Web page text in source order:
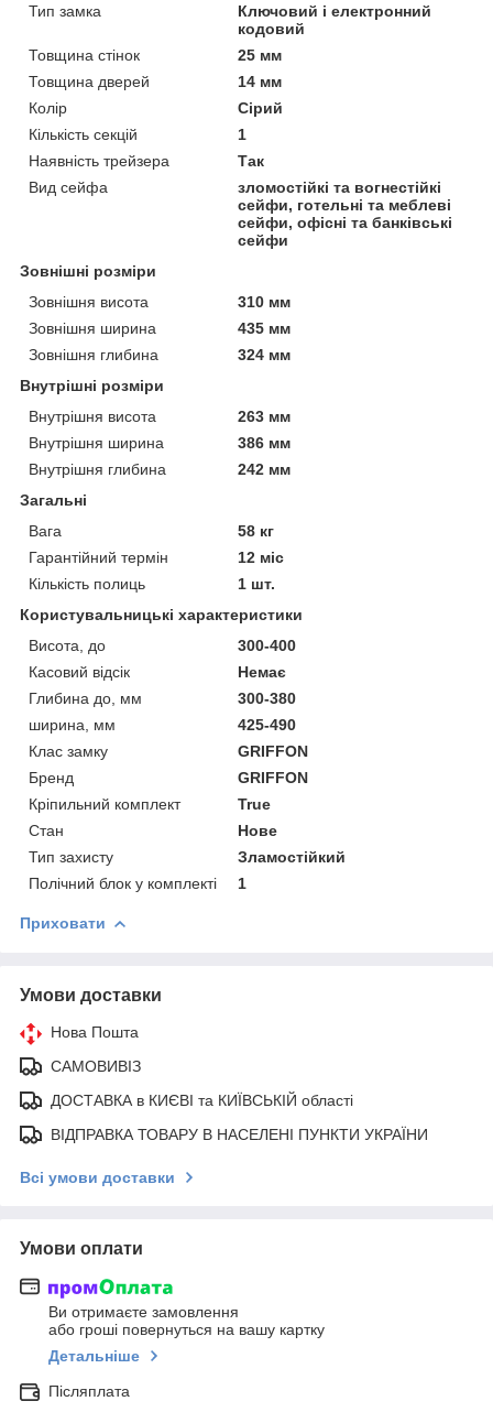
Тип замка
Ключовий і електронний
кодовий
Товщина стінок
25 мм
Товщина дверей
14 мм
Колір
Сірий
Кількість секцій
1
Наявність трейзера
Так
Вид сейфа
зломостійкі та вогнестійкі
сейфи, готельні та меблеві
сейфи, офісні та банківські
сейфи
Зовнішні розміри
Зовнішня висота
310 мм
Зовнішня ширина
435 мм
Зовнішня глибина
324 мм
Внутрішні розміри
Внутрішня висота
263 мм
Внутрішня ширина
386 мм
Внутрішня глибина
242 мм
Загальні
Вага
58 кг
Гарантійний термін
12 міс
Кількість полиць
1 шт.
Користувальницькі характеристики
Висота, до
300-400
Касовий відсік
Немає
Глибина до, мм
300-380
ширина, мм
425-490
Клас замку
GRIFFON
Бренд
GRIFFON
Кріпильний комплект
True
Стан
Нове
Тип захисту
Зламостійкий
Полічний блок у комплекті
1
Приховати
Умови доставки
Нова Пошта
САМОВИВІЗ
ДОСТАВКА в КИЄВІ та КИЇВСЬКІЙ області
ВІДПРАВКА ТОВАРУ В НАСЕЛЕНІ ПУНКТИ УКРАЇНИ
Всі умови доставки
Умови оплати
Ви отримаєте замовлення
або гроші повернуться на вашу картку
Детальніше
Післяплата